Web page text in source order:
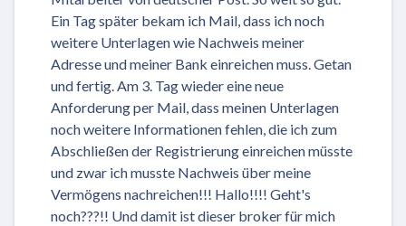
Ein Tag später bekam ich Mail, dass ich noch
weitere Unterlagen wie Nachweis meiner
Adresse und meiner Bank einreichen muss. Getan
und fertig. Am 3. Tag wieder eine neue
Anforderung per Mail, dass meinen Unterlagen
noch weitere Informationen fehlen, die ich zum
Abschließen der Registrierung einreichen müsste
und zwar ich musste Nachweis über meine
Vermögens nachreichen!!! Hallo!!!! Geht's
noch???!! Und damit ist dieser broker für mich